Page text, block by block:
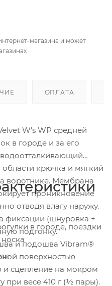
магазина и может
ОПЛАТА
W's WP средней
в городе и за его
крючка и мягкий
воротнике. Мембрана
проникновение
отводя влагу наружу.
фиксации (шнуровка +
подгонку.
и подошва Vibram®
поверхностью
и сцепление на мокром
при весе 410 г (½ пары).
в городе, поездки